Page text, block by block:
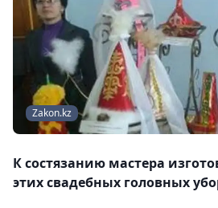
Zakon.kz
К состязанию мастера
этих свадебных головных